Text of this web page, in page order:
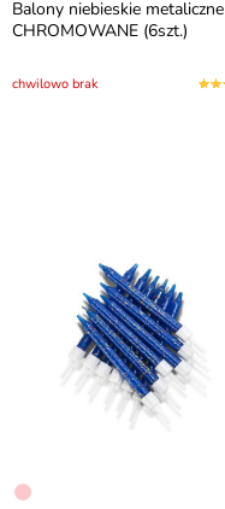
Balony niebieskie metaliczne
CHROMOWANE (6szt.)
chwilowo brak